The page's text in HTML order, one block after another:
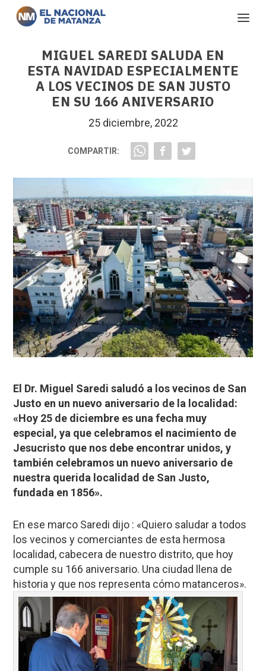
MIGUEL SAREDI SALUDA EN
ESTA NAVIDAD ESPECIALMENTE
A LOS VECINOS DE SAN JUSTO
EN SU 166 ANIVERSARIO
25 diciembre, 2022
COMPARTIR:
El Dr. Miguel Saredi saludó a los vecinos de San
Justo en un nuevo aniversario de la localidad:
«Hoy 25 de diciembre es una fecha muy
especial, ya que celebramos el nacimiento de
Jesucristo que nos debe encontrar unidos, y
también celebramos un nuevo aniversario de
nuestra querida localidad de San Justo,
fundada en 1856».
En ese marco Saredi dijo : «Quiero saludar a todos
los vecinos y comerciantes de esta hermosa
localidad, cabecera de nuestro distrito, que hoy
cumple su 166 aniversario. Una ciudad llena de
historia y que nos representa cómo matanceros».